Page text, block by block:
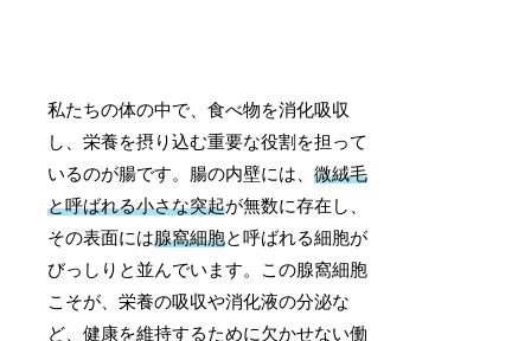
私たちの体の中で、食べ物を消化吸収
し、栄養を摂り込む重要な役割を担って
いるのが腸です。腸の内壁には、微絨毛
と呼ばれる小さな突起が無数に存在し、
その表面には腺窩細胞と呼ばれる細胞が
びっしりと並んでいます。この腺窩細胞
こそが、栄養の吸収や消化液の分泌な
ど、健康を維持するために欠かせない働